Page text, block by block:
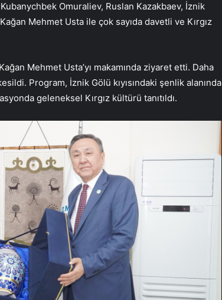
Omuraliev, Ruslan Kazakbaev, İznik
Mehmet Usta ile çok sayıda davetli ve Kırgız
Mehmet Usta’yı makamında ziyaret etti. Daha
Program, İznik Gölü kıyısındaki şenlik alanında
geleneksel Kırgız kültürü tanıtıldı.